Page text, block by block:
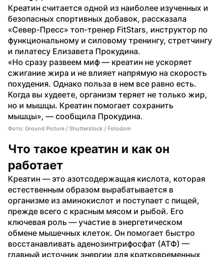
Креатин считается одной из наиболее изученных и
безопасных спортивных добавок, рассказала
«Север-Пресс» топ-тренер FitStars, инструктор по
функциональному и силовому тренингу, стретчингу
и пилатесу Елизавета Прокудина.
«Но сразу развеем миф — креатин не ускоряет
сжигание жира и не влияет напрямую на скорость
похудения. Однако польза в нем все равно есть.
Когда вы худеете, организм теряет не только жир,
но и мышцы. Креатин помогает сохранить
мышцы», — сообщила Прокудина.
Фото: Ground Picture / Shutterstock / Fotodom
Что такое креатин и как он
работает
Креатин — это азотсодержащая кислота, которая
естественным образом вырабатывается в
организме из аминокислот и поступает с пищей,
прежде всего с красным мясом и рыбой. Его
ключевая роль — участие в энергетическом
обмене мышечных клеток. Он помогает быстро
восстанавливать аденозинтрифосфат (АТФ) —
главный источник энергии для кратковременных